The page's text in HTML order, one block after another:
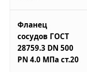
Фланец
сосудов ГОСТ
28759.3 DN 500
PN 4.0 МПа ст.20